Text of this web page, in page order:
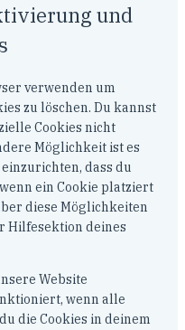
und
verwenden um
zu löschen. Du kannst
Cookies nicht
Möglichkeit ist es
dass du
ein Cookie platziert
diese Möglichkeiten
Hilfesektion deines
Website
wenn alle
die Cookies in deinem